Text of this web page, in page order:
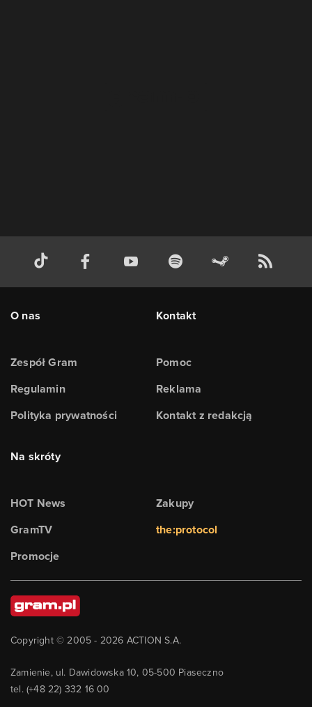
O nas
Zespół Gram
Regulamin
Polityka prywatności
Kontakt
Pomoc
Reklama
Kontakt z redakcją
Na skróty
HOT News
GramTV
Promocje
Zakupy
the:protocol
Copyright © 2005 - 2026 ACTION S.A.
Zamienie, ul. Dawidowska 10, 05-500 Piaseczno
tel. (+48 22) 332 16 00